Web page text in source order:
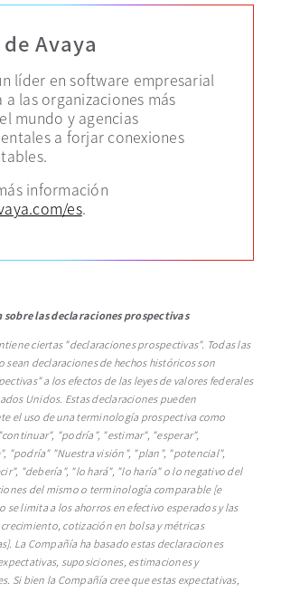
Avaya
líder en software empresarial
a las organizaciones más
mundo y agencias
a forjar conexiones
información
es.
sobre las declaraciones prospectivas
ciertas "declaraciones prospectivas". Todas las
sean declaraciones de hechos históricos son
a los efectos de las leyes de valores federales
Unidos. Estas declaraciones pueden
el uso de una terminología prospectiva como
"podría", "estimar", "esperar",
"podría" "Nuestra visión", "plan", "potencial",
"debería", "lo hará", "lo haría" o lo negativo del
del mismo o terminología comparable [e
se limita a los ahorros en efectivo esperados y las
cotización en bolsa y métricas
La Compañía ha basado estas declaraciones
suposiciones, estimaciones y
Si bien la Compañía cree que estas expectativas,